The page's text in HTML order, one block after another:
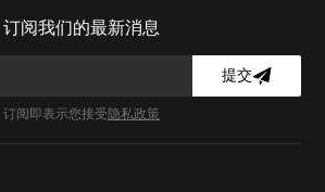
订阅我们的最新消息
提交
订阅即表示您接受 隐私政策